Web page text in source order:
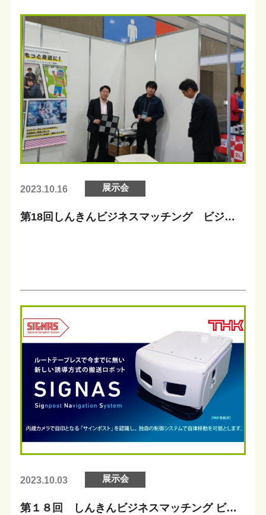
2023.10.16 展示会
第18回しんきんビジネスマッチング ビジネ
2023.10.03 展示会
第１８回 しんきんビジネスマッチング ビジ